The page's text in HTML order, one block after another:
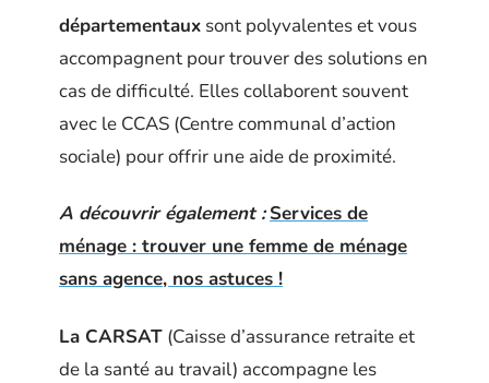
départementaux sont polyvalentes et vous
accompagnent pour trouver des solutions en
cas de difficulté. Elles collaborent souvent
avec le CCAS (Centre communal d’action
sociale) pour offrir une aide de proximité.
A découvrir également : Services de
ménage : trouver une femme de ménage
sans agence, nos astuces !
La CARSAT (Caisse d’assurance retraite et
de la santé au travail) accompagne les